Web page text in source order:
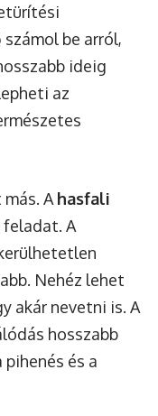
be arról,
ideig
az
A hasfali
feladat. A
Nehéz lehet
akár nevetni is. A
hosszabb
és a